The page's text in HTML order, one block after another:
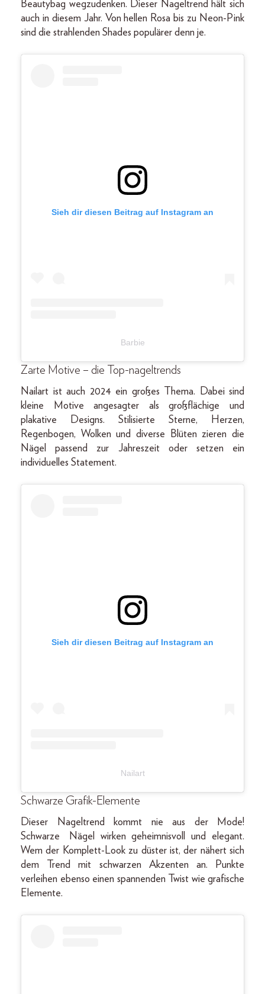
Beautybag wegzudenken. Dieser Nageltrend hält sich
auch in diesem Jahr. Von hellen Rosa bis zu Neon-Pink
sind die strahlenden Shades populärer denn je.
Sieh dir diesen Beitrag auf Instagram an
Barbie
Zarte Motive – die Top-nageltrends
Nailart ist auch 2024 ein großes Thema. Dabei sind
kleine Motive angesagter als großflächige und
plakative Designs. Stilisierte Sterne, Herzen,
Regenbogen, Wolken und diverse Blüten zieren die
Nägel passend zur Jahreszeit oder setzen ein
individuelles Statement.
Sieh dir diesen Beitrag auf Instagram an
Nailart
Schwarze Grafik-Elemente
Dieser Nageltrend kommt nie aus der Mode!
Schwarze
Nägel wirken geheimnisvoll und elegant.
Wem der Komplett-Look zu düster ist, der nähert sich
dem Trend mit schwarzen Akzenten an. Punkte
verleihen ebenso einen spannenden Twist wie grafische
Elemente.